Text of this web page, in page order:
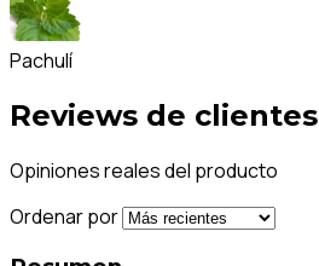
Pachulí
Reviews de clientes
Opiniones reales del producto
Ordenar por